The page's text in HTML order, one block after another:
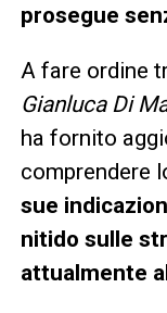
prosegue
A fare ordine
Gianluca Di
ha fornito
comprendere
sue
nitido sulle
attualmente